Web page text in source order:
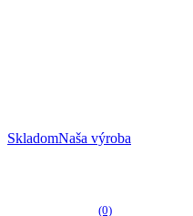
SkladomNaša výroba
(0)